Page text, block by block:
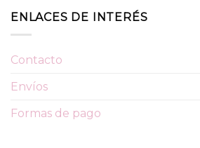
ENLACES DE INTERÉS
Contacto
Envíos
Formas de pago